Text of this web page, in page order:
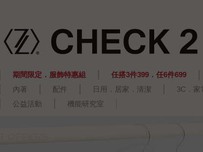
期間限定．服飾特惠組 任搭3件399．任6件699
內著
配件 日用．居家．清潔 3C．家
公益活動
機能研究室